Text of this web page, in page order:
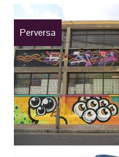
Perversa